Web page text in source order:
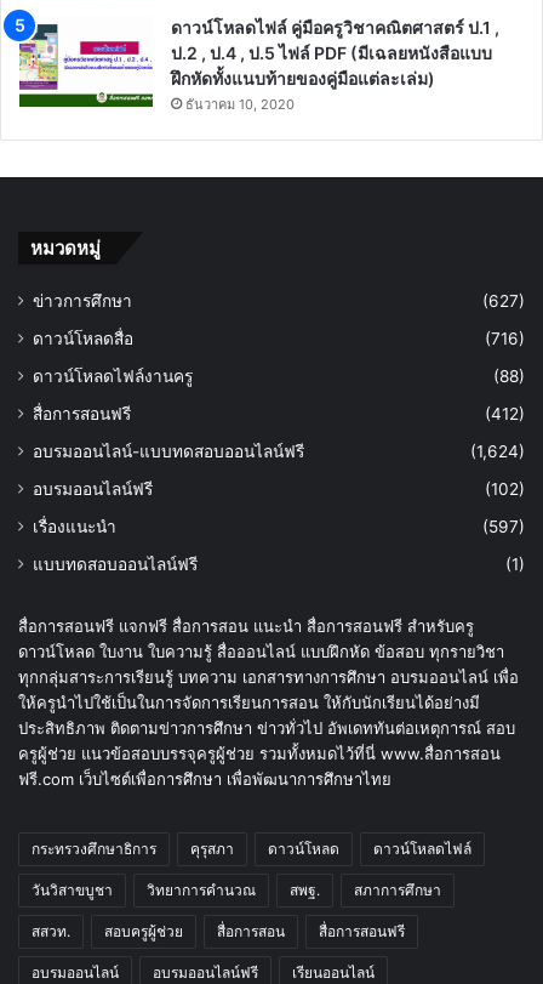
ดาวน์โหลดไฟล์ คู่มือครูวิชาคณิตศาสตร์ ป.1 ,
ป.2 , ป.4 , ป.5 ไฟล์ PDF (มีเฉลยหนังสือแบบ
ฝึกหัดทั้งแนบท้ายของคู่มือแต่ละเล่ม)
ธันวาคม 10, 2020
หมวดหมู่
ข่าวการศึกษา
(627)
ดาวน์โหลดสื่อ
(716)
ดาวน์โหลดไฟล์งานครู
(88)
สื่อการสอนฟรี
(412)
อบรมออนไลน์-แบบทดสอบออนไลน์ฟรี
(1,624)
อบรมออนไลน์ฟรี
(102)
เรื่องแนะนำ
(597)
แบบทดสอบออนไลน์ฟรี
(1)
สื่อการสอนฟรี แจกฟรี สื่อการสอน แนะนำ สื่อการสอนฟรี สำหรับครู
ดาวน์โหลด ใบงาน ใบความรู้ สื่อออนไลน์ แบบฝึกหัด ข้อสอบ ทุกรายวิชา
ทุกกลุ่มสาระการเรียนรู้ บทความ เอกสารทางการศึกษา อบรมออนไลน์ เพื่อ
ให้ครูนำไปใช้เป็นในการจัดการเรียนการสอน ให้กับนักเรียนได้อย่างมี
ประสิทธิภาพ ติดตามข่าวการศึกษา ข่าวทั่วไป อัพเดททันต่อเหตุการณ์ สอบ
ครูผู้ช่วย แนวข้อสอบบรรจุครูผู้ช่วย รวมทั้งหมดไว้ที่นี่ www.สื่อการสอน
ฟรี.com เว็บไซต์เพื่อการศึกษา เพื่อพัฒนาการศึกษาไทย
กระทรวงศึกษาธิการ คุรุสภา ดาวน์โหลด ดาวน์โหลดไฟล์
วันวิสาขบูชา วิทยาการคำนวณ สพฐ. สภาการศึกษา
สสวท. สอบครูผู้ช่วย สื่อการสอน สื่อการสอนฟรี
อบรมออนไลน์ อบรมออนไลน์ฟรี เรียนออนไลน์